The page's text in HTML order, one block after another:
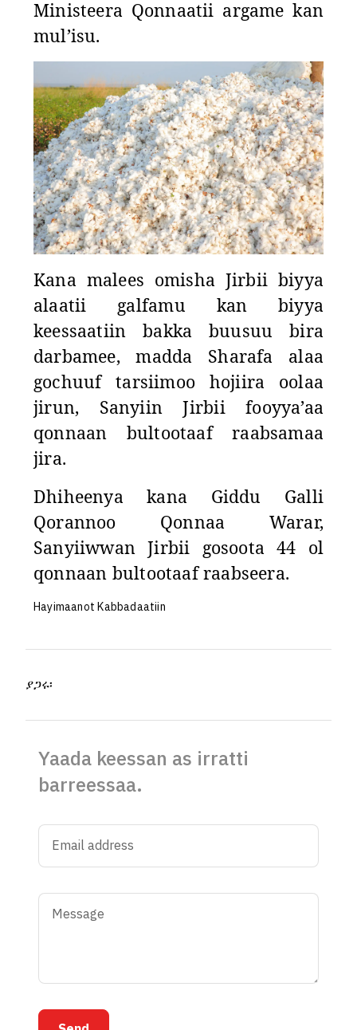
Ministeera Qonnaatii argame kan
mul’isu.
Kana malees omisha Jirbii biyya
alaatii galfamu kan biyya
keessaatiin bakka buusuu bira
darbamee, madda Sharafa alaa
gochuuf tarsiimoo hojiira oolaa
jirun, Sanyiin Jirbii fooyya’aa
qonnaan bultootaaf raabsamaa
jira.
Dhiheenya kana Giddu Galli
Qorannoo Qonnaa Warar,
Sanyiiwwan Jirbii gosoota 44 ol
qonnaan bultootaaf raabseera.
Hayimaanot Kabbadaatiin
ያጋሩ፡
Yaada keessan as irratti
barreessaa.